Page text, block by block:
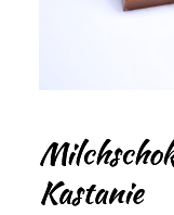
Kastanie